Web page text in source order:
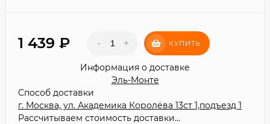
1 439 - + КУПИТЬ
Информация о доставке
Эль-Монте
Способ доставки
г. Москва, ул. Академика Королёва 13ст 1,подъезд 1
Рассчитываем стоимость доставки...